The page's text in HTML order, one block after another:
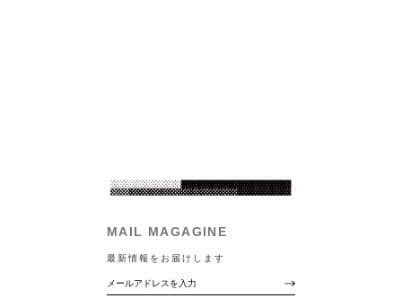
MAIL MAGAGINE
最新情報をお届けします